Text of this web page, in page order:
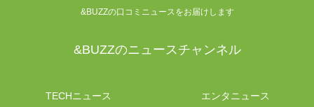
&BUZZの口コミニュースをお届けします
&BUZZのニュースチャンネル
TECHニュース エンタニュース